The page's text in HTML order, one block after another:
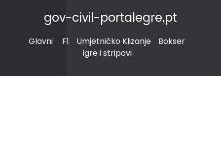
gov-civil-portalegre.pt
Glavni F1 Umjetničko Klizanje
Bokser
Igre i stripovi